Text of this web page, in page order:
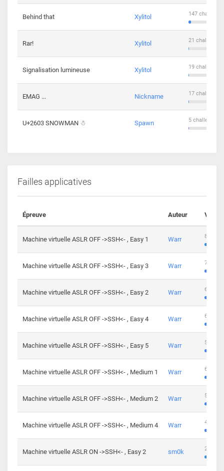
Behind that Xylitol 147
Rar! Xylitol 21
Signalisation lumineuse Xylitol 19
EMAG ... Nickname 17
U+2603 SNOWMAN ☃ Spawn 5 challengers
Failles applicatives
Épreuve Auteur
Machine virtuelle ASLR OFF ->SSH<- , Easy 1 Warr 801
Machine virtuelle ASLR OFF ->SSH<- , Easy 3 Warr 746
Machine virtuelle ASLR OFF ->SSH<- , Easy 2 Warr 681
Machine virtuelle ASLR OFF ->SSH<- , Easy 4 Warr 645
Machine virtuelle ASLR OFF ->SSH<- , Easy 5 Warr 561
Machine virtuelle ASLR OFF ->SSH<- , Medium 1 Warr 605
Machine virtuelle ASLR OFF ->SSH<- , Medium 2 Warr 509
Machine virtuelle ASLR OFF ->SSH<- , Medium 4 Warr 413
Machine virtuelle ASLR ON ->SSH<- , Easy 2 sm0k 247